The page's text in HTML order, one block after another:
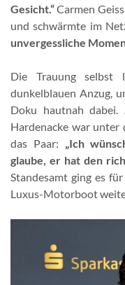
Gesicht.“Carmen
und schwärmte im
unvergessliche
Die Trauung selbst
dunkelblauen Anzug,
Doku hautnah dabei.
Hardenacke war
das Paar: „Ich
glaube, er hat den
Standesamt ging es
Luxus-Motorboot